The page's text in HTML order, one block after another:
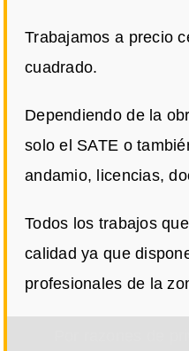
Trabajamos a precio
cuadrado.
Dependiendo de la
solo el SATE o
andamio, licencias,
Todos los trabajos
calidad ya que
profesionales de la